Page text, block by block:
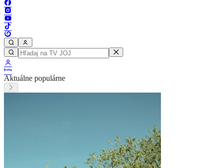
Aktuálne populárne